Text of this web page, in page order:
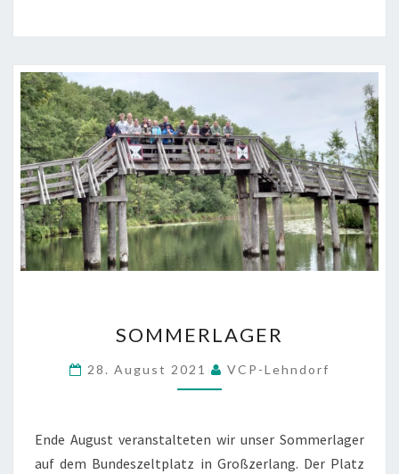
SOMMERLAGER
28. August 2021 VCP-Lehndorf
Ende August veranstalteten wir unser Sommerlager
auf dem Bundeszeltplatz in Großzerlang. Der Platz